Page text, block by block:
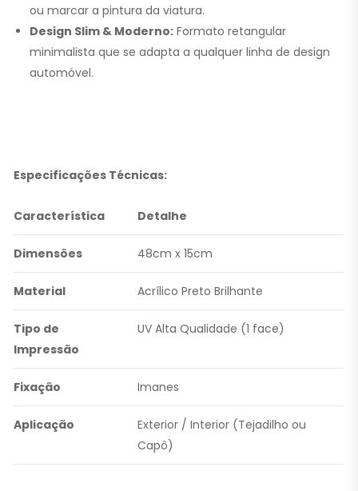
ou marcar a pintura da viatura.
Design Slim & Moderno: Formato retangular
minimalista que se adapta a qualquer linha de design
automóvel.
Especificações Técnicas:
Característica Detalhe
Dimensões 48cm x 15cm
Material Acrílico Preto Brilhante
Tipo de
Impressão
UV Alta Qualidade (1 face)
Fixação Imanes
Aplicação
Exterior / Interior (Tejadilho ou
Capô)